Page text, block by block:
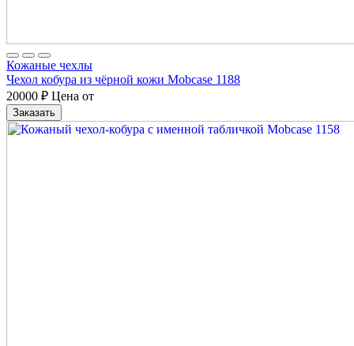
Кожаные чехлы
Чехол кобура из чёрной кожи Mobcase 1188
20000 ₽ Цена от
Заказать